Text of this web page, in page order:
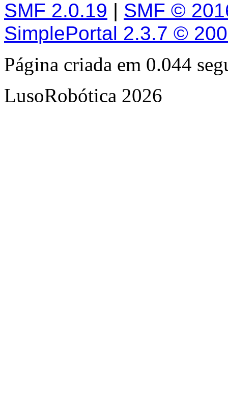
SMF 2.0.19 | SMF ©
SimplePortal 2.3.7 ©
Página criada em 0.044
LusoRobótica 2026